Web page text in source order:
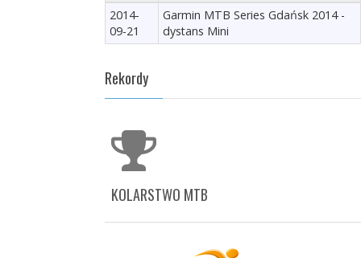
2014-
09-21
Garmin MTB Series Gdańsk 2014 -
dystans Mini
Rekordy
KOLARSTWO MTB